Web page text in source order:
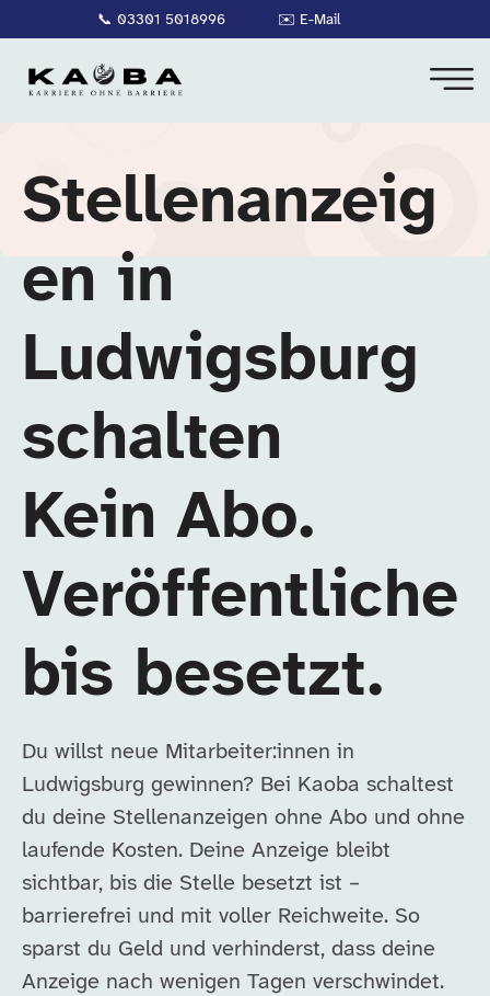
📞 03301 5018996 ✉️ E-Mail
Stellenanzeig
en in
Ludwigsburg
schalten
Kein Abo.
Veröffentliche
bis besetzt.
Du willst neue Mitarbeiter:innen in
Ludwigsburg gewinnen? Bei Kaoba schaltest
du deine Stellenanzeigen ohne Abo und ohne
laufende Kosten. Deine Anzeige bleibt
sichtbar, bis die Stelle besetzt ist –
barrierefrei und mit voller Reichweite. So
sparst du Geld und verhinderst, dass deine
Anzeige nach wenigen Tagen verschwindet.